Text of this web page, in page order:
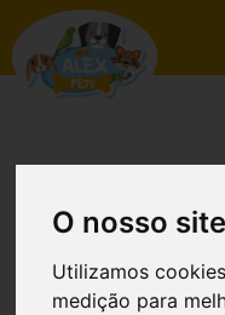
O nosso
Utilizamos
medição para